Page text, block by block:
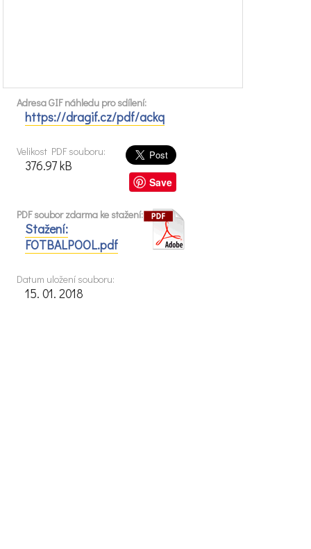
Adresa GIF náhledu pro sdílení:
https://dragif.cz/pdf/ackq
Save
Velikost PDF souboru:
376.97 kB
PDF soubor zdarma ke stažení:
Stažení:
FOTBALPOOL.pdf
Datum uložení souboru:
15. 01. 2018